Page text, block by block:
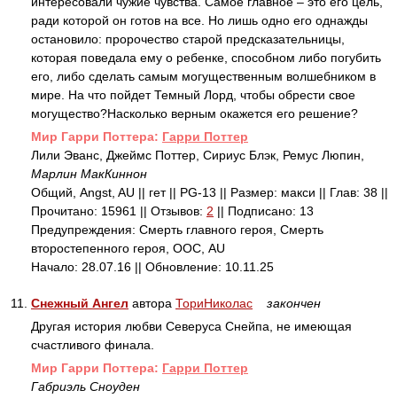
ради которой он готов на все. Но лишь одно его однажды
остановило: пророчество старой предсказательницы,
которая поведала ему о ребенке, способном либо погубить
его, либо сделать самым могущественным волшебником в
мире. На что пойдет Темный Лорд, чтобы обрести свое
могущество?Насколько верным окажется его решение?
Mир Гарри Поттера: Гарри Поттер
Лили Эванс, Джеймс Поттер, Сириус Блэк, Ремус Люпин,
Марлин МакКиннон
Общий, Angst, AU || гет || PG-13 || Размер: макси || Глав: 38 ||
Прочитано: 15961 || Отзывов: 2 || Подписано: 13
Предупреждения: Смерть главного героя, Смерть
второстепенного героя, ООС, AU
Начало: 28.07.16 || Обновление: 10.11.25
11. Снежный Ангел автора ТориНиколас
закончен
Другая история любви Северуса Снейпа, не имеющая
счастливого финала.
Mир Гарри Поттера: Гарри Поттер
Габриэль Сноуден